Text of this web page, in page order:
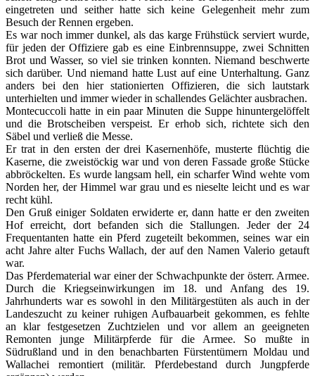
eingetreten und seither hatte sich keine Gelegenheit mehr zum
Besuch der Rennen ergeben.
Es war noch immer dunkel, als das karge Frühstück serviert wurde,
für jeden der Offiziere gab es eine Einbrennsuppe, zwei Schnitten
Brot und Wasser, so viel sie trinken konnten. Niemand beschwerte
sich darüber. Und niemand hatte Lust auf eine Unterhaltung. Ganz
anders bei den hier stationierten Offizieren, die sich lautstark
unterhielten und immer wieder in schallendes Gelächter ausbrachen.
Montecuccoli hatte in ein paar Minuten die Suppe hinuntergelöffelt
und die Brotscheiben verspeist. Er erhob sich, richtete sich den
Säbel und verließ die Messe.
Er trat in den ersten der drei Kasernenhöfe, musterte flüchtig die
Kaserne, die zweistöckig war und von deren Fassade große Stücke
abbröckelten. Es wurde langsam hell, ein scharfer Wind wehte vom
Norden her, der Himmel war grau und es nieselte leicht und es war
recht kühl.
Den Gruß einiger Soldaten erwiderte er, dann hatte er den zweiten
Hof erreicht, dort befanden sich die Stallungen. Jeder der 24
Frequentanten hatte ein Pferd zugeteilt bekommen, seines war ein
acht Jahre alter Fuchs Wallach, der auf den Namen Valerio getauft
war.
Das Pferdematerial war einer der Schwachpunkte der österr. Armee.
Durch die Kriegseinwirkungen im 18. und Anfang des 19.
Jahrhunderts war es sowohl in den Militärgestüten als auch in der
Landeszucht zu keiner ruhigen Aufbauarbeit gekommen, es fehlte
an klar festgesetzen Zuchtzielen und vor allem an geeigneten
Remonten junge Militärpferde für die Armee. So mußte in
Südrußland und in den benachbarten Fürstentümern Moldau und
Wallachei remontiert (militär. Pferdebestand durch Jungpferde